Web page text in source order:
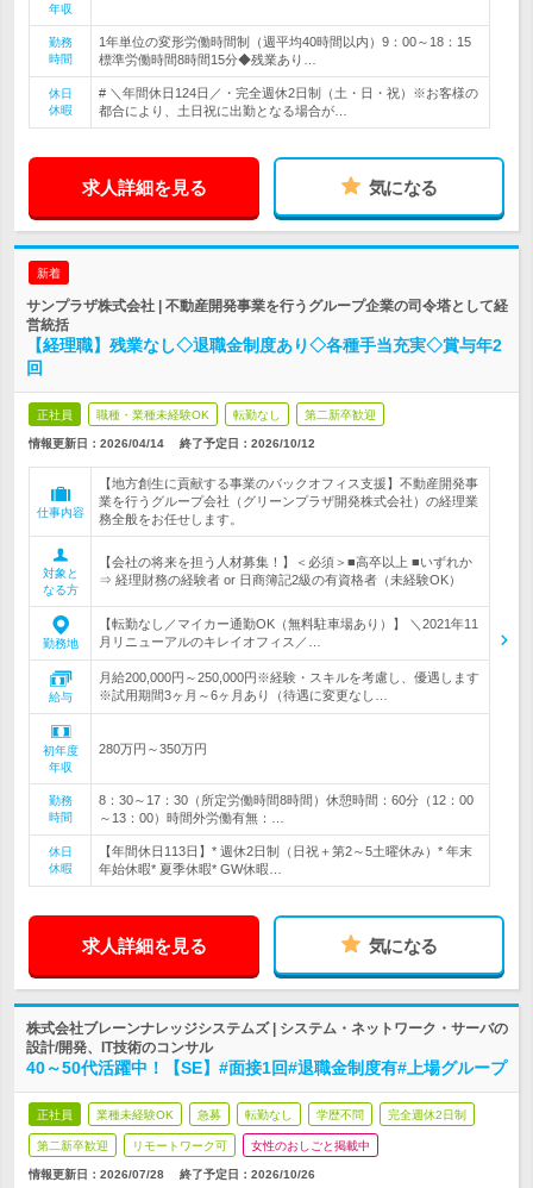
年収
勤務
時間
1年単位の変形労働時間制（週平均40時間以内）9：00～18：15
標準労働時間8時間15分◆残業あり…
休日
休暇
# ＼年間休日124日／・完全週休2日制（土・日・祝）※お客様の
都合により、土日祝に出勤となる場合が…
求人詳細を見る 気になる
新着
サンプラザ株式会社 | 不動産開発事業を行うグループ企業の司令塔として経
営統括
【経理職】残業なし◇退職金制度あり◇各種手当充実◇賞与年2
回
正社員 職種・業種未経験OK 転勤なし 第二新卒歓迎
情報更新日：2026/04/14 終了予定日： 2026/10/12
仕事内容
【地方創生に貢献する事業のバックオフィス支援】不動産開発事
業を行うグループ会社（グリーンプラザ開発株式会社）の経理業
務全般をお任せします。
対象と
なる方
【会社の将来を担う人材募集！】＜必須＞■高卒以上 ■いずれか
⇒ 経理財務の経験者 or 日商簿記2級の有資格者（未経験OK）
勤務地
【転勤なし／マイカー通勤OK（無料駐車場あり）】 ＼2021年11
月リニューアルのキレイオフィス／…
給与
月給200,000円～250,000円※経験・スキルを考慮し、優遇します
※試用期間3ヶ月～6ヶ月あり（待遇に変更なし…
初年度
年収
280万円～350万円
勤務
時間
8：30～17：30（所定労働時間8時間）休憩時間：60分（12：00
～13：00）時間外労働有無：…
休日
休暇
【年間休日113日】* 週休2日制（日祝＋第2～5土曜休み）* 年末
年始休暇* 夏季休暇* GW休暇…
求人詳細を見る 気になる
株式会社ブレーンナレッジシステムズ | システム・ネットワーク・サーバの
設計/開発、IT技術のコンサル
40～50代活躍中！【SE】#面接1回#退職金制度有#上場グループ
正社員 業種未経験OK 急募 転勤なし 学歴不問 完全週休2日制
第二新卒歓迎 リモートワーク可 女性のおしごと掲載中
情報更新日：2026/07/28 終了予定日： 2026/10/26